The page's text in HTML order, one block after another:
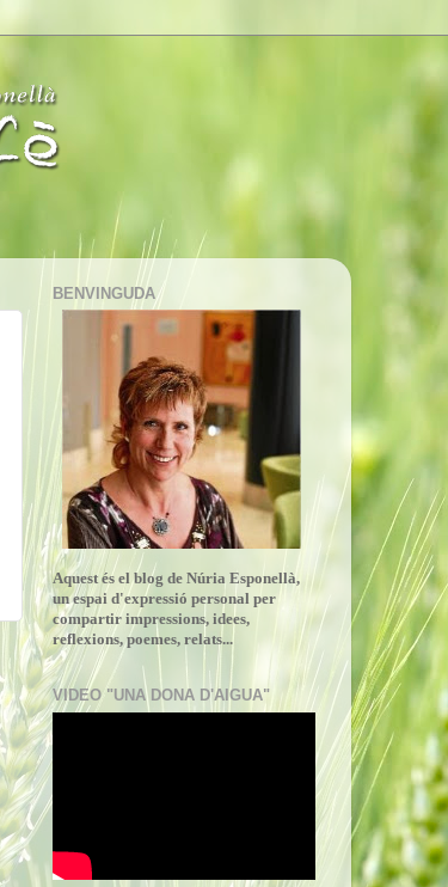
BENVINGUDA
Aquest és el blog de Núria Esponellà,
un espai d'expressió personal per
compartir impressions, idees,
reflexions, poemes, relats...
VIDEO "UNA DONA D'AIGUA"